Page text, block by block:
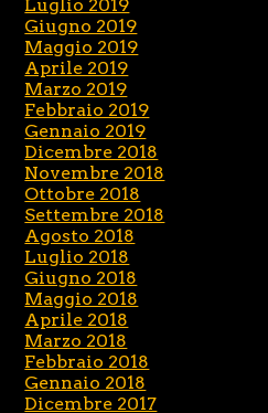
Luglio 2019
Giugno 2019
Maggio 2019
Aprile 2019
Marzo 2019
Febbraio 2019
Gennaio 2019
Dicembre 2018
Novembre 2018
Ottobre 2018
Settembre 2018
Agosto 2018
Luglio 2018
Giugno 2018
Maggio 2018
Aprile 2018
Marzo 2018
Febbraio 2018
Gennaio 2018
Dicembre 2017